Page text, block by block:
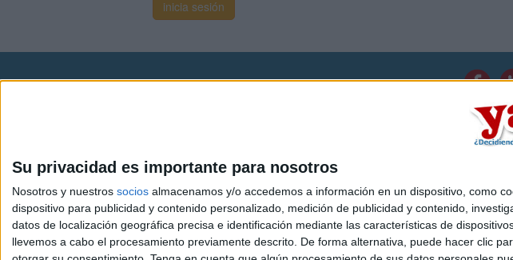
Su privacidad es importante para nosotros
Nosotros y nuestros socios almacenamos y/o accedemos a información en un dispositivo, como
dispositivo para publicidad y contenido personalizado, medición de publicidad y contenido,
datos de localización geográfica precisa e identificación mediante las características de
llevemos a cabo el procesamiento previamente descrito. De forma alternativa, puede hacer clic
Quiénes
Politica de privacidad
- Diego